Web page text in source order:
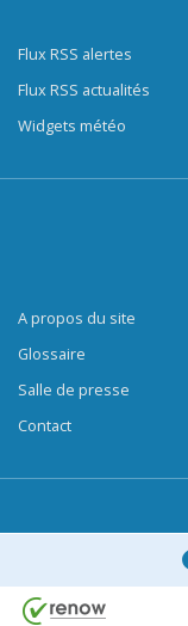
Flux RSS alertes
Flux RSS actualités
Widgets météo
A propos du site
Glossaire
Salle de presse
Contact